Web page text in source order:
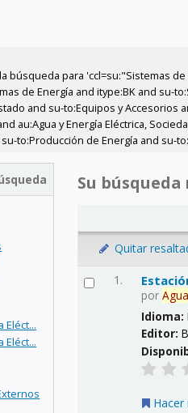
búsqueda para 'ccl=su:"Sistemas de
de Energía and itype:BK and su-
and su-to:Equipos y Accesorios
au:Agua y Energía Eléctrica,
to:Producción de Energía and su-
Eléct...
Eléct...
Su
Quitar
1.
porAgua
Idioma:
Editor:
Hacer